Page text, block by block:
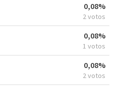
0,08%
2 votos
0,08%
1 votos
0,08%
2 votos